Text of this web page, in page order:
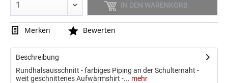
3-Pack Sportsocken
11,99 € *
IN DEN WARENKORB
Merken Bewerten
Beschreibung
Rundhalsausschnitt - farbiges Piping an der Schulternaht -
weit geschnittenes Aufwärmshirt -... mehr